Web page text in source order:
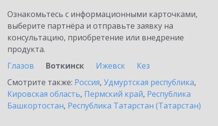
Ознакомьтесь с информационными карточками,
выберите партнёра и отправьте заявку на
консультацию, приобретение или внедрение
продукта.
Глазов
Воткинск Ижевск
Кез
Смотрите также: Россия, Удмуртская республика,
Кировская область, Пермский край, Республика
Башкортостан, Республика Татарстан (Татарстан)